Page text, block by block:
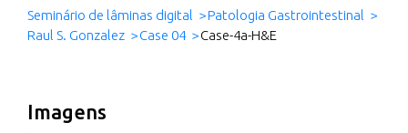
Seminário de lâminas digital
Patologia Gastrointestinal
Raul S. Gonzalez
Case 04 Case-4a-H&E
Imagens